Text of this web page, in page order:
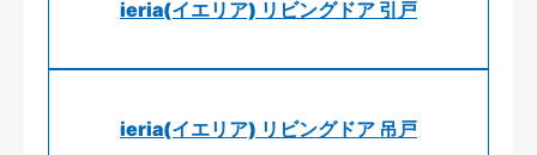
ieria(イエリア) リビングドア 引戸
ieria(イエリア) リビングドア 吊戸